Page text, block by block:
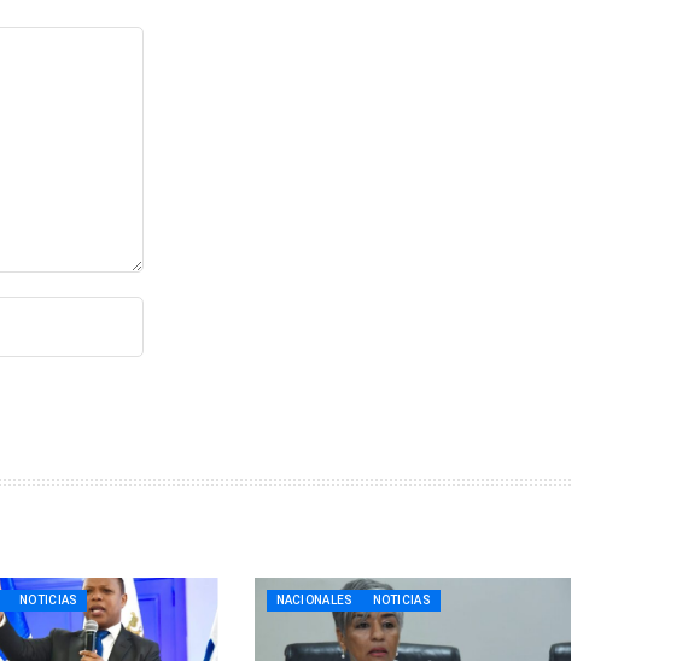
NOTICIAS NACIONALES NOTICIAS